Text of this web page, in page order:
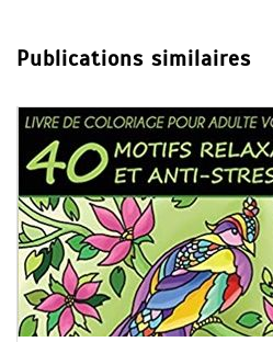
Publications similaires